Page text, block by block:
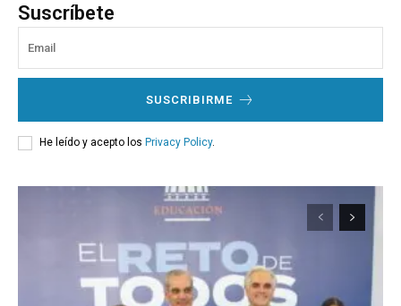
Suscríbete
SUSCRIBIRME
He leído y acepto los Privacy Policy.